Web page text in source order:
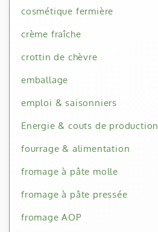
cosmétique fermière
crème fraîche
crottin de chèvre
emballage
emploi & saisonniers
Energie & couts de production
fourrage & alimentation
fromage à pâte molle
fromage à pâte pressée
fromage AOP